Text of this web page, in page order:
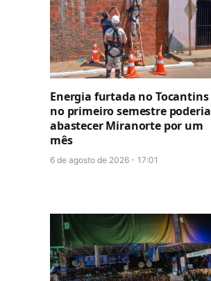
Energia furtada no Tocantins
no primeiro semestre poderia
abastecer Miranorte por um
mês
6 de agosto de 2026 - 17:01